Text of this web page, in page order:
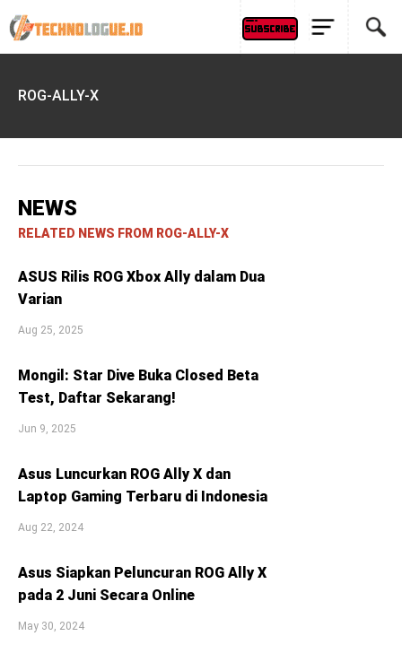
ROG-ALLY-X
NEWS
RELATED NEWS FROM ROG-ALLY-X
ASUS Rilis ROG Xbox Ally dalam Dua
Varian
Aug 25, 2025
Mongil: Star Dive Buka Closed Beta
Test, Daftar Sekarang!
Jun 9, 2025
Asus Luncurkan ROG Ally X dan
Laptop Gaming Terbaru di Indonesia
Aug 22, 2024
Asus Siapkan Peluncuran ROG Ally X
pada 2 Juni Secara Online
May 30, 2024